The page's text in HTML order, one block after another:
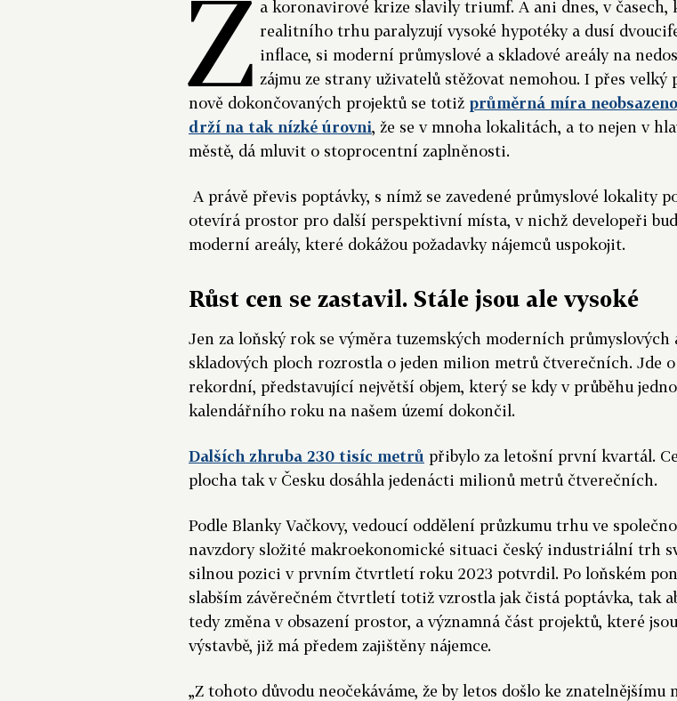
Z a koronavirové krize slavily triumf. A ani dnes, v časech,
realitního trhu paralyzují vysoké hypotéky a dusí
inflace, si moderní průmyslové a skladové areály na
zájmu ze strany uživatelů stěžovat nemohou. I přes velký
nově dokončovaných projektů se totiž průměrná míra
drží na tak nízké úrovni, že se v mnoha lokalitách, a to nejen v
městě, dá mluvit o stoprocentní zaplněnosti.
A právě převis poptávky, s nímž se zavedené průmyslové lokality
otevírá prostor pro další perspektivní místa, v nichž developeři
moderní areály, které dokážou požadavky nájemců uspokojit.
Růst cen se zastavil. Stále jsou ale vysoké
Jen za loňský rok se výměra tuzemských moderních průmyslových
skladových ploch rozrostla o jeden milion metrů čtverečních. Jde
rekordní, představující největší objem, který se kdy v průběhu
kalendářního roku na našem území dokončil.
Dalších zhruba 230 tisíc metrů přibylo za letošní první kvartál.
plocha tak v Česku dosáhla jedenácti milionů metrů čtverečních.
Podle Blanky Vačkovy, vedoucí oddělení průzkumu trhu ve
navzdory složité makroekonomické situaci český industriální trh
silnou pozici v prvním čtvrtletí roku 2023 potvrdil. Po loňském
slabším závěrečném čtvrtletí totiž vzrostla jak čistá poptávka, tak
tedy změna v obsazení prostor, a významná část projektů, které
výstavbě, již má předem zajištěny nájemce.
„Z tohoto důvodu neočekáváme, že by letos došlo ke znatelnějšímu